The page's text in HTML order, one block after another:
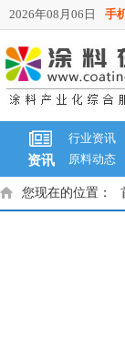
2026年08月06日 手
资讯
行业资讯
原料动态
您现在的位置：